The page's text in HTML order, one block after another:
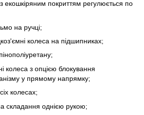
екошкіряним покриттям регулюється по
на ручці;
колеса на підшипниках;
колеса з опцією блокування
у прямому напрямку;
колесах;
складання однією рукою;